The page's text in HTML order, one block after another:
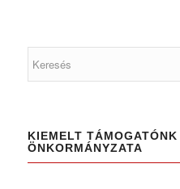
KIEMELT TÁMOGATÓNK
ÖNKORMÁNYZATA